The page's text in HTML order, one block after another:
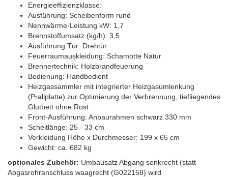
Energieeffizienzklasse:
Ausführung: Scheibenform rund
Nennwärme-Leistung kW: 1,7
Brennstoffumsatz (kg/h): 3,5
Ausführung Tür: Drehtür
Feuerraumauskleidung: Schamotte Natur
Brennertechnik: Holzbrandfeuerung
Bedienung: Handbedient
Heizgassammler mit integrierter Heizgasumlenkung
(Prallplatte) zur Optimierung der Verbrennung, tiefliegendes
Glutbett ohne Rost
Front-Ausführung: Anbaurahmen schwarz 330 mm
Scheitlänge: 25 - 33 cm
Verkleidung Höhe x Durchmesser: 199 x 65 cm
Gewicht: ca. 682 kg
optionales Zubehör: Umbausatz Abgang senkrecht (statt
Abgasrohranschluss waagrecht (G022158) wird